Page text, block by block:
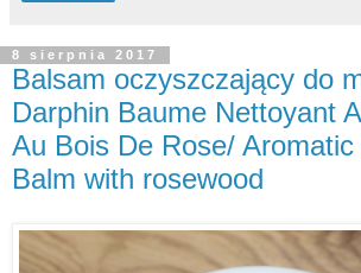
8 sierpnia 2017
Balsam oczyszczający do
Darphin Baume Nettoyant
Au Bois De Rose/ Aromatic
Balm with rosewood